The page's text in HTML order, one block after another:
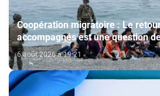
Coopération migratoire : Le
accompagnés est une question
les Hautes Instructions Royales
6 août 2026 à 19:21